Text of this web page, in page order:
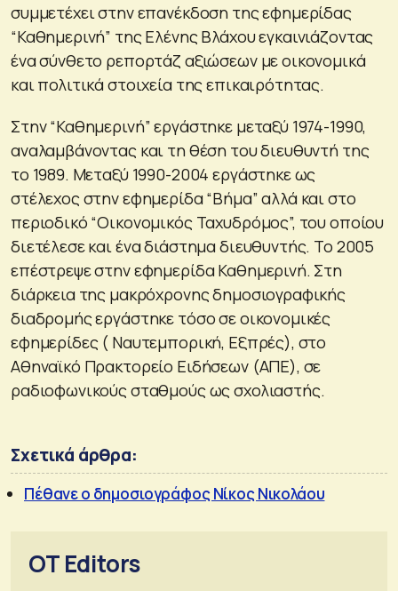
συμμετέχει στην επανέκδοση της εφημερίδας
“Καθημερινή” της Ελένης Βλάχου εγκαινιάζοντας
ένα σύνθετο ρεπορτάζ αξιώσεων με οικονομικά
και πολιτικά στοιχεία της επικαιρότητας.
Στην “Καθημερινή” εργάστηκε μεταξύ 1974-1990,
αναλαμβάνοντας και τη θέση του διευθυντή της
το 1989. Μεταξύ 1990-2004 εργάστηκε ως
στέλεχος στην εφημερίδα “Βήμα” αλλά και στο
περιοδικό “Οικονομικός Ταχυδρόμος”, του οποίου
διετέλεσε και ένα διάστημα διευθυντής. Το 2005
επέστρεψε στην εφημερίδα Καθημερινή. Στη
διάρκεια της μακρόχρονης δημοσιογραφικής
διαδρομής εργάστηκε τόσο σε οικονομικές
εφημερίδες ( Ναυτεμπορική, Εξπρές), στο
Αθηναϊκό Πρακτορείο Ειδήσεων (ΑΠΕ), σε
ραδιοφωνικούς σταθμούς ως σχολιαστής.
Σχετικά άρθρα:
Πέθανε ο δημοσιογράφος Νίκος Νικολάου
OT Editors